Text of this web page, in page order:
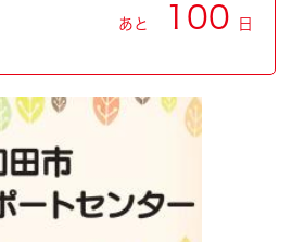
あと 100 日